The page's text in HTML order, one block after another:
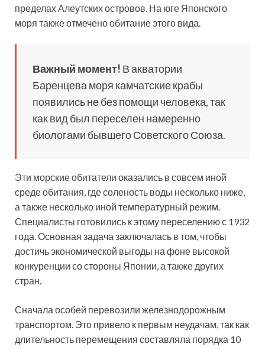
пределах Алеутских островов. На юге Японского
моря также отмечено обитание этого вида.
Важный момент! В акватории
Баренцева моря камчатские крабы
появились не без помощи человека, так
как вид был переселен намеренно
биологами бывшего Советского Союза.
Эти морские обитатели оказались в совсем иной
среде обитания, где соленость воды несколько ниже,
а также несколько иной температурный режим.
Специалисты готовились к этому переселению с 1932
года. Основная задача заключалась в том, чтобы
достичь экономической выгоды на фоне высокой
конкуренции со стороны Японии, а также других
стран.
Сначала особей перевозили железнодорожным
транспортом. Это привело к первым неудачам, так как
длительность перемещения составляла порядка 10